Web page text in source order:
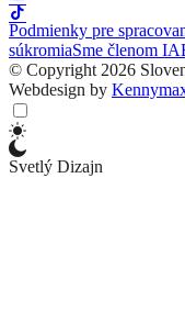
Podmienky pre
súkromiaSme členom
© Copyright 2026
Webdesign by
Svetlý Dizajn